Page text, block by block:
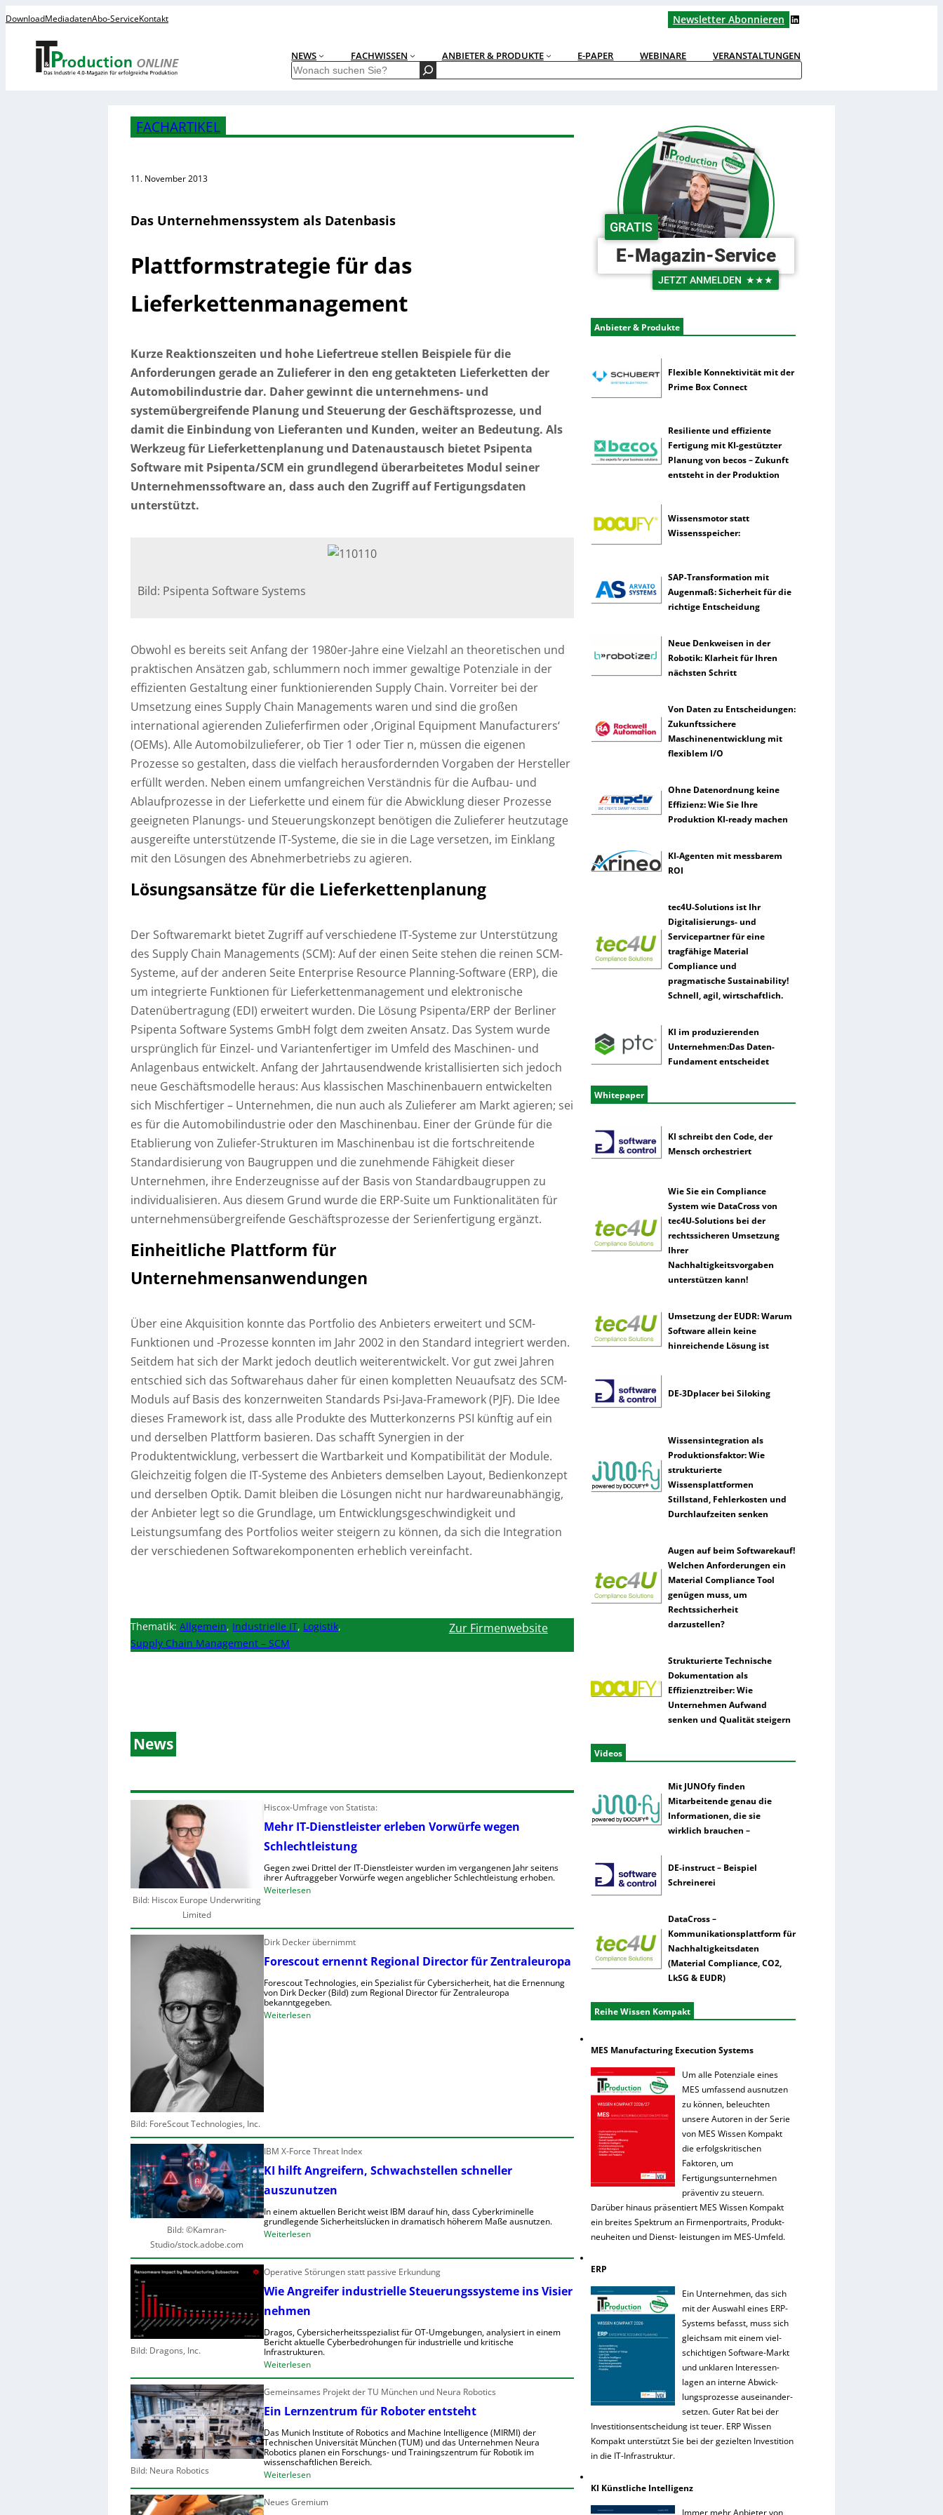
DownloadMediadatenAbo-ServiceKontakt Newsletter Abonnieren LinkedIn
NEWS FACHWISSEN ANBIETER & PRODUKTE E-PAPER WEBINARE VERANSTALTUNGEN
S
e
FACHARTIKEL
11. November 2013
Das Unternehmenssystem als Datenbasis
Plattformstrategie für das
Lieferkettenmanagement
Kurze Reaktionszeiten und hohe Liefertreue stellen Beispiele für die
Anforderungen gerade an Zulieferer in den eng getakteten Lieferketten der
Automobilindustrie dar. Daher gewinnt die unternehmens- und
systemübergreifende Planung und Steuerung der Geschäftsprozesse, und
damit die Einbindung von Lieferanten und Kunden, weiter an Bedeutung. Als
Werkzeug für Lieferkettenplanung und Datenaustausch bietet Psipenta
Software mit Psipenta/SCM ein grundlegend überarbeitetes Modul seiner
Unternehmenssoftware an, dass auch den Zugriff auf Fertigungsdaten
unterstützt.
Bild: Psipenta Software Systems
Obwohl es bereits seit Anfang der 1980er-Jahre eine Vielzahl an theoretischen und
praktischen Ansätzen gab, schlummern noch immer gewaltige Potenziale in der
effizienten Gestaltung einer funktionierenden Supply Chain. Vorreiter bei der
Umsetzung eines Supply Chain Managements waren und sind die großen
international agierenden Zulieferfirmen oder ‚Original Equipment Manufacturers‘
(OEMs). Alle Automobilzulieferer, ob Tier 1 oder Tier n, müssen die eigenen
Prozesse so gestalten, dass die vielfach herausfordernden Vorgaben der Hersteller
erfüllt werden. Neben einem umfangreichen Verständnis für die Aufbau- und
Ablaufprozesse in der Lieferkette und einem für die Abwicklung dieser Prozesse
geeigneten Planungs- und Steuerungskonzept benötigen die Zulieferer heutzutage
ausgereifte unterstützende IT-Systeme, die sie in die Lage versetzen, im Einklang
mit den Lösungen des Abnehmerbetriebs zu agieren.
Lösungsansätze für die Lieferkettenplanung
Der Softwaremarkt bietet Zugriff auf verschiedene IT-Systeme zur Unterstützung
des Supply Chain Managements (SCM): Auf der einen Seite stehen die reinen SCM-
Systeme, auf der anderen Seite Enterprise Resource Planning-Software (ERP), die
um integrierte Funktionen für Lieferkettenmanagement und elektronische
Datenübertragung (EDI) erweitert wurden. Die Lösung Psipenta/ERP der Berliner
Psipenta Software Systems GmbH folgt dem zweiten Ansatz. Das System wurde
ursprünglich für Einzel- und Variantenfertiger im Umfeld des Maschinen- und
Anlagenbaus entwickelt. Anfang der Jahrtausendwende kristallisierten sich jedoch
neue Geschäftsmodelle heraus: Aus klassischen Maschinenbauern entwickelten
sich Mischfertiger – Unternehmen, die nun auch als Zulieferer am Markt agieren; sei
es für die Automobilindustrie oder den Maschinenbau. Einer der Gründe für die
Etablierung von Zuliefer-Strukturen im Maschinenbau ist die fortschreitende
Standardisierung von Baugruppen und die zunehmende Fähigkeit dieser
Unternehmen, ihre Enderzeugnisse auf der Basis von Standardbaugruppen zu
individualisieren. Aus diesem Grund wurde die ERP-Suite um Funktionalitäten für
unternehmensübergreifende Geschäftsprozesse der Serienfertigung ergänzt.
Einheitliche Plattform für
Unternehmensanwendungen
Über eine Akquisition konnte das Portfolio des Anbieters erweitert und SCM-
Funktionen und -Prozesse konnten im Jahr 2002 in den Standard integriert werden.
Seitdem hat sich der Markt jedoch deutlich weiterentwickelt. Vor gut zwei Jahren
entschied sich das Softwarehaus daher für einen kompletten Neuaufsatz des SCM-
Moduls auf Basis des konzernweiten Standards Psi-Java-Framework (PJF). Die Idee
dieses Framework ist, dass alle Produkte des Mutterkonzerns PSI künftig auf ein
und derselben Plattform basieren. Das schafft Synergien in der
Produktentwicklung, verbessert die Wartbarkeit und Kompatibilität der Module.
Gleichzeitig folgen die IT-Systeme des Anbieters demselben Layout, Bedienkonzept
und derselben Optik. Damit bleiben die Lösungen nicht nur hardwareunabhängig,
der Anbieter legt so die Grundlage, um Entwicklungsgeschwindigkeit und
Leistungsumfang des Portfolios weiter steigern zu können, da sich die Integration
der verschiedenen Softwarekomponenten erheblich vereinfacht.
Thematik:Allgemein, Industrielle IT, Logistik,
Supply Chain Management – SCM
Zur Firmenwebsite
News
Bild: Hiscox Europe Underwriting
Limited
Hiscox-Umfrage von Statista:
Mehr IT-Dienstleister erleben Vorwürfe wegen
Schlechtleistung
Gegen zwei Drittel der IT-Dienstleister wurden im vergangenen Jahr seitens
ihrer Auftraggeber Vorwürfe wegen angeblicher Schlechtleistung erhoben.
Weiterlesen:
r
I
-
D
i
s
t
e
r
l
b
e
n
o
r
w
ü
r
f
e
g
e
n
c
Bild: ForeScout Technologies, Inc.
Dirk Decker übernimmt
Forescout ernennt Regional Director für Zentraleuropa
Forescout Technologies, ein Spezialist für Cybersicherheit, hat die Ernennung
von Dirk Decker (Bild) zum Regional Director für Zentraleuropa
bekanntgegeben.
Weiterlesen:
r
n
n
n
g
i
n
a
l
D
i
r
e
c
t
o
r
f
Bild: ©Kamran-
Studio/stock.adobe.com
IBM X-Force Threat Index
KI hilft Angreifern, Schwachstellen schneller
auszunutzen
In einem aktuellen Bericht weist IBM darauf hin, dass Cyberkriminelle
grundlegende Sicherheitslücken in dramatisch höherem Maße ausnutzen.
Weiterlesen:
I
h
i
t
A
n
g
r
e
f
e
r
,
Bild: Dragons, Inc.
Operative Störungen statt passive Erkundung
Wie Angreifer industrielle Steuerungssysteme ins Visier
nehmen
Dragos, Cybersicherheitsspezialist für OT-Umgebungen, analysiert in einem
Bericht aktuelle Cyberbedrohungen für industrielle und kritische
Infrastrukturen.
Weiterlesen:
W
i
e
n
g
r
e
Bild: Neura Robotics
Gemeinsames Projekt der TU München und Neura Robotics
Ein Lernzentrum für Roboter entsteht
Das Munich Institute of Robotics and Machine Intelligence (MIRMI) der
Technischen Universität München (TUM) und das Unternehmen Neura
Robotics planen ein Forschungs- und Trainingszentrum für Robotik im
wissenschaftlichen Bereich.
Weiterlesen:
E
i
Neues Gremium
GRATIS
E-Magazin-Service
JETZT ANMELDEN ★★★
Anbieter & Produkte
Flexible Konnektivität mit der
Prime Box Connect
Resiliente und effiziente
Fertigung mit KI-gestützter
Planung von becos – Zukunft
entsteht in der Produktion
Wissensmotor statt
Wissensspeicher:
SAP-Transformation mit
Augenmaß: Sicherheit für die
richtige Entscheidung
Neue Denkweisen in der
Robotik: Klarheit für Ihren
nächsten Schritt
Von Daten zu Entscheidungen:
Zukunftssichere
Maschinenentwicklung mit
flexiblem I/O
Ohne Datenordnung keine
Effizienz: Wie Sie Ihre
Produktion KI-ready machen
KI-Agenten mit messbarem
ROI
tec4U-Solutions ist Ihr
Digitalisierungs- und
Servicepartner für eine
tragfähige Material
Compliance und
pragmatische Sustainability!
Schnell, agil, wirtschaftlich.
KI im produzierenden
Unternehmen:Das Daten-
Fundament entscheidet
Whitepaper
KI schreibt den Code, der
Mensch orchestriert
Wie Sie ein Compliance
System wie DataCross von
tec4U-Solutions bei der
rechtssicheren Umsetzung
Ihrer
Nachhaltigkeitsvorgaben
unterstützen kann!
Umsetzung der EUDR: Warum
Software allein keine
hinreichende Lösung ist
DE-3Dplacer bei Siloking
Wissensintegration als
Produktionsfaktor: Wie
strukturierte
Wissensplattformen
Stillstand, Fehlerkosten und
Durchlaufzeiten senken
Augen auf beim Softwarekauf!
Welchen Anforderungen ein
Material Compliance Tool
genügen muss, um
Rechtssicherheit
darzustellen?
Strukturierte Technische
Dokumentation als
Effizienztreiber: Wie
Unternehmen Aufwand
senken und Qualität steigern
Videos
Mit JUNOfy finden
Mitarbeitende genau die
Informationen, die sie
wirklich brauchen –
DE-instruct – Beispiel
Schreinerei
DataCross –
Kommunikationsplattform für
Nachhaltigkeitsdaten
(Material Compliance, CO2,
LkSG & EUDR)
Reihe Wissen Kompakt
MES Manufacturing Execution Systems
Um alle Potenziale eines
MES umfassend ausnutzen
zu können, beleuchten
unsere Autoren in der Serie
von MES Wissen Kompakt
die erfolgskritischen
Faktoren, um
Fertigungsunternehmen
präventiv zu steuern.
Darüber hinaus präsentiert MES Wissen Kompakt
ein breites Spektrum an Firmenportraits, Produkt-
neuheiten und Dienst- leistungen im MES-Umfeld.
ERP
Ein Unternehmen, das sich
mit der Auswahl eines ERP-
Systems befasst, muss sich
gleichsam mit einem viel-
schichtigen Software-Markt
und unklaren Interessen-
lagen an interne Abwick-
lungsprozesse auseinander-
setzen. Guter Rat bei der
Investitionsentscheidung ist teuer. ERP Wissen
Kompakt unterstützt Sie bei der gezielten Investition
in die IT-Infrastruktur.
KI Künstliche Intelligenz
Immer mehr Anbieter von